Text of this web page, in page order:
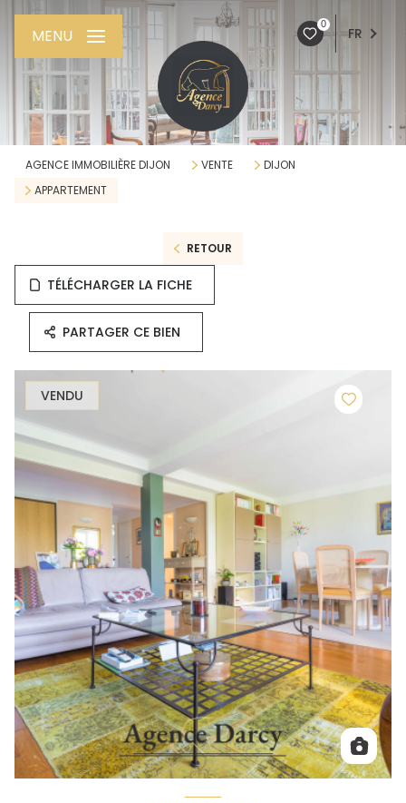
0
FR
MENU
AGENCE IMMOBILIÈRE DIJON VENTE
DIJON
APPARTEMENT
RETOUR
TÉLÉCHARGER LA FICHE
PARTAGER CE BIEN
VENDU